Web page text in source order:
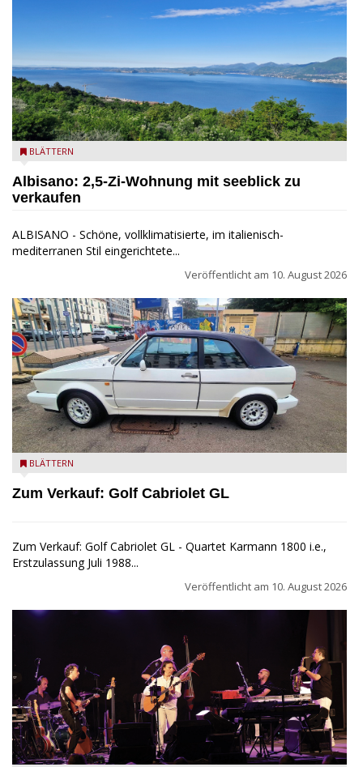
Seeblick
BLÄTTERN
Albisano: 2,5-Zi-Wohnung mit seeblick zu
verkaufen
ALBISANO - Schöne, vollklimatisierte, im italienisch-
mediterranen Stil eingerichtete...
Veröffentlicht am 10. August 2026
Golf Cabriolet zu verkaufen
BLÄTTERN
Zum Verkauf: Golf Cabriolet GL
Zum Verkauf: Golf Cabriolet GL - Quartet Karmann 1800 i.e.,
Erstzulassung Juli 1988...
Veröffentlicht am 10. August 2026